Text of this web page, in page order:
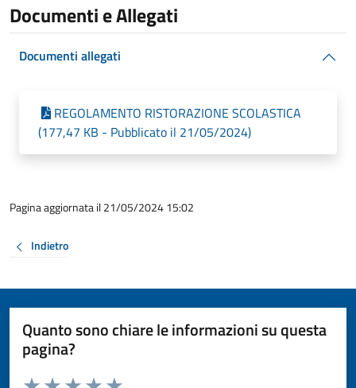
Documenti e Allegati
Documenti allegati
REGOLAMENTO RISTORAZIONE SCOLASTICA
(177,47 KB - Pubblicato il 21/05/2024)
Pagina aggiornata il 21/05/2024 15:02
Indietro
Quanto sono chiare le informazioni su questa
pagina?
Valuta da 1 a 5 stelle la pagina